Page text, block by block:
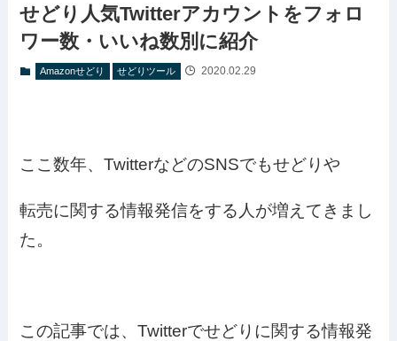
せどり人気Twitterアカウントをフォロ
ワー数・いいね数別に紹介
Amazonせどり せどりツール 2020.02.29
ここ数年、TwitterなどのSNSでもせどりや
転売に関する情報発信をする人が増えてきまし
た。
この記事では、Twitterでせどりに関する情報発